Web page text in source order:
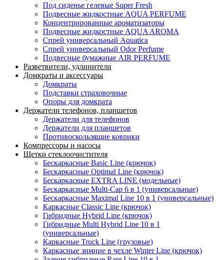
Под сиденье гелевые Super Fresh
Подвесные жидкостные AQUA PERFUME
Концентрированные ароматизаторы
Подвесные жидкостные AQUA AROMA
Спрей универсальный Aquatica
Спрей универсальный Odor Perfume
Подвесные бумажные AIR PERFUME
Разветвители, удлинители
Домкраты и аксессуары
Домкраты
Подставки страховочные
Опоры для домкрата
Держатели телефонов, планшетов
Держатели для телефонов
Держатели для планшетов
Противоскользящие коврики
Компрессоры и насосы
Щетки стеклоочистителя
Бескаркасные Basic Line (крючок)
Бескаркасные Optimal Line (крючок)
Бескаркасные EXTRA LINE (модельные)
Бескаркасные Multi-Cap 6 в 1 (универсальные)
Бескаркасные Maximal Line 10 в 1 (универсальные)
Каркасные Classic Line (крючок)
Гибридные Hybrid Line (крючок)
Гибридные Multi Hybrid Line 10 в 1
(универсальные)
Каркасные Truck Line (грузовые)
Каркасные зимние в чехле Winter Line (крючок)